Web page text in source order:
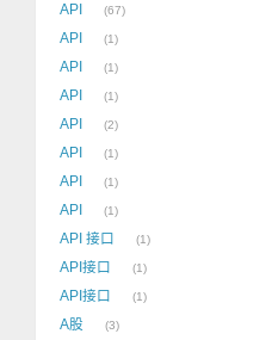
API 67
API 1
API 1
API 1
API 2
API 1
API 1
API 1
API 接口 1
API接口 1
API接口 1
A股 3